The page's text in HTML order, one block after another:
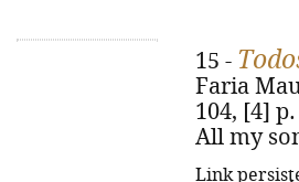
15 -
Faria
104, [4]
All my
Link